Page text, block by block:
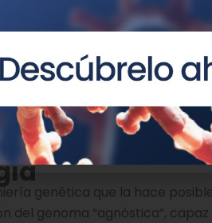
de Batten, Tay-
casos, PERT permitió
los procesos celulares
secundarios
originadas por
genética que la hace
genoma “agnóstica”,